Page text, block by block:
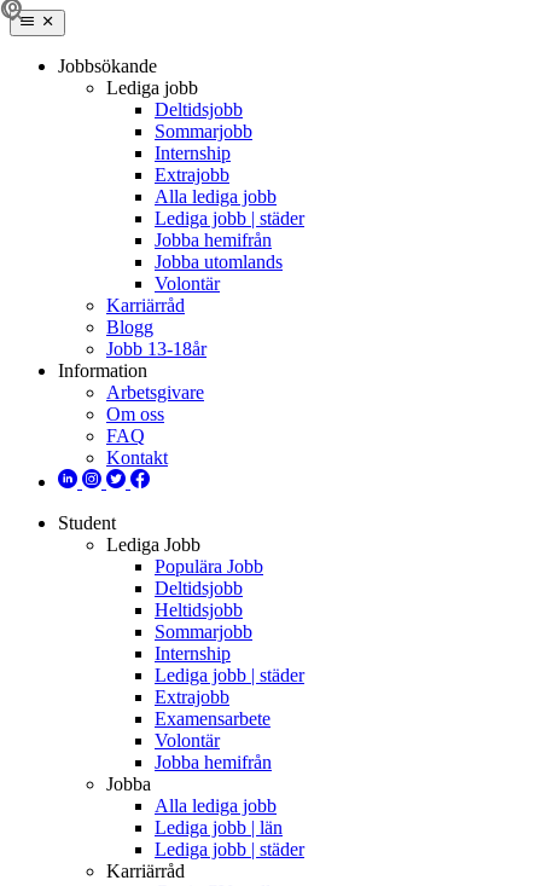
Jobbsökande
Lediga jobb
Deltidsjobb
Sommarjobb
Internship
Extrajobb
Alla lediga jobb
Lediga jobb | städer
Jobba hemifrån
Jobba utomlands
Volontär
Karriärråd
Blogg
Jobb 13-18år
Information
Arbetsgivare
Om oss
FAQ
Kontakt
Student
Lediga Jobb
Populära Jobb
Deltidsjobb
Heltidsjobb
Sommarjobb
Internship
Lediga jobb | städer
Extrajobb
Examensarbete
Volontär
Jobba hemifrån
Jobba
Alla lediga jobb
Lediga jobb | län
Lediga jobb | städer
Karriärråd